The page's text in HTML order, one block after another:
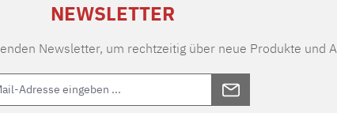
NEWSLETTER
Newsletter, um rechtzeitig über neue Produkte und